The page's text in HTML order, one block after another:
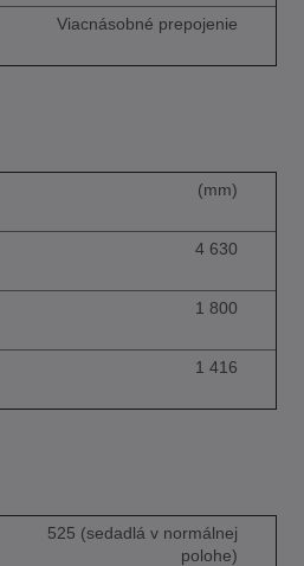
Viacnásobné prepojenie
(mm)
4 630
1 800
1 416
525 (sedadlá v normálnej
polohe)